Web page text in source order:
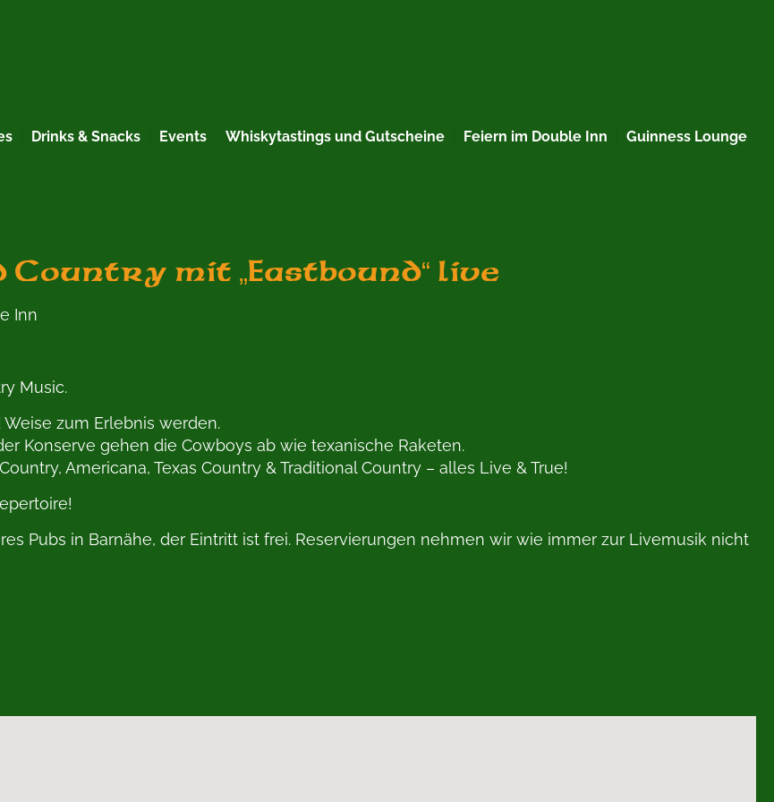
Drinks & Snacks Events Whiskytastings und Gutscheine Feiern im Double Inn Guinness Lounge
Country mit „Eastbound“ live
Inn
Music.
zum Erlebnis werden.
Konserve gehen die Cowboys ab wie texanische Raketen.
Americana, Texas Country & Traditional Country – alles Live & True!
Pubs in Barnähe, der Eintritt ist frei. Reservierungen nehmen wir wie immer zur Livemusik nicht